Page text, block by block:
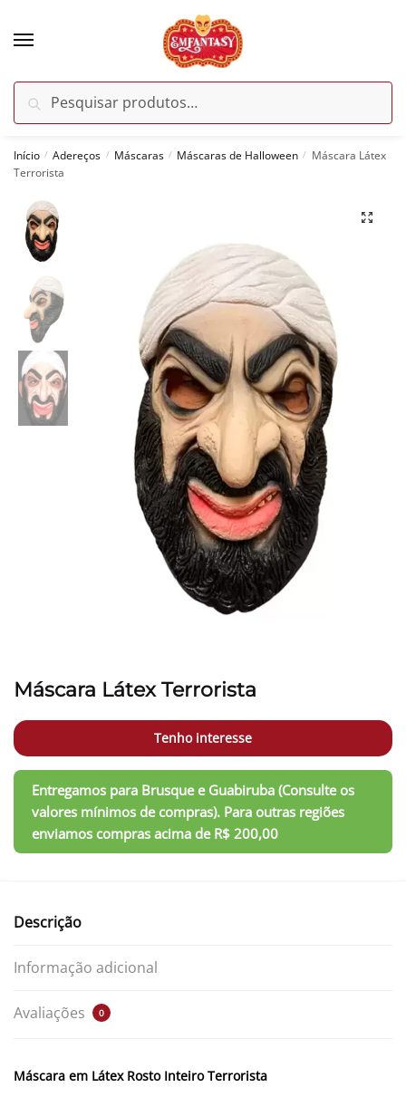
por:
Pesquisar
Início / Adereços / Máscaras / Máscaras de Halloween / Máscara Látex
Terrorista
Máscara Látex Terrorista
Tenho interesse
Descrição
Informação adicional
Avaliações 0
Máscara em Látex Rosto Inteiro Terrorista